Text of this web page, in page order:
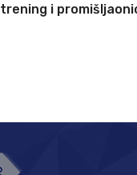
trening i